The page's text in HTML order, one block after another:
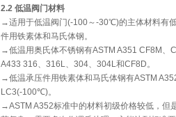
2.2 低温阀门材料
→适用于低温阀门(-100～-30℃)的主体材料有
件用铁素体和马氏体钢。
→低温用奥氏体不锈钢有ASTM A351 CF8M、
A433 316、316L、304、304L和CF8D。
→低温承压件用铁素体和马氏体钢有ASTM
LC3(-100℃)。
→ASTM A352标准中的材料初级价格较低，但